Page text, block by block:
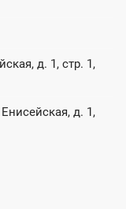
д. 1, стр. 1,
д. 1,